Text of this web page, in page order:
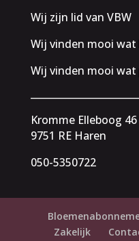
Wij zijn lid van VBW
Wij vinden mooi
Wij vinden mooi
Kromme Elleboog 46
9751 RE Haren
050-5350722
Zakelijk